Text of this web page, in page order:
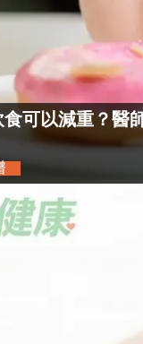
可以減重？醫